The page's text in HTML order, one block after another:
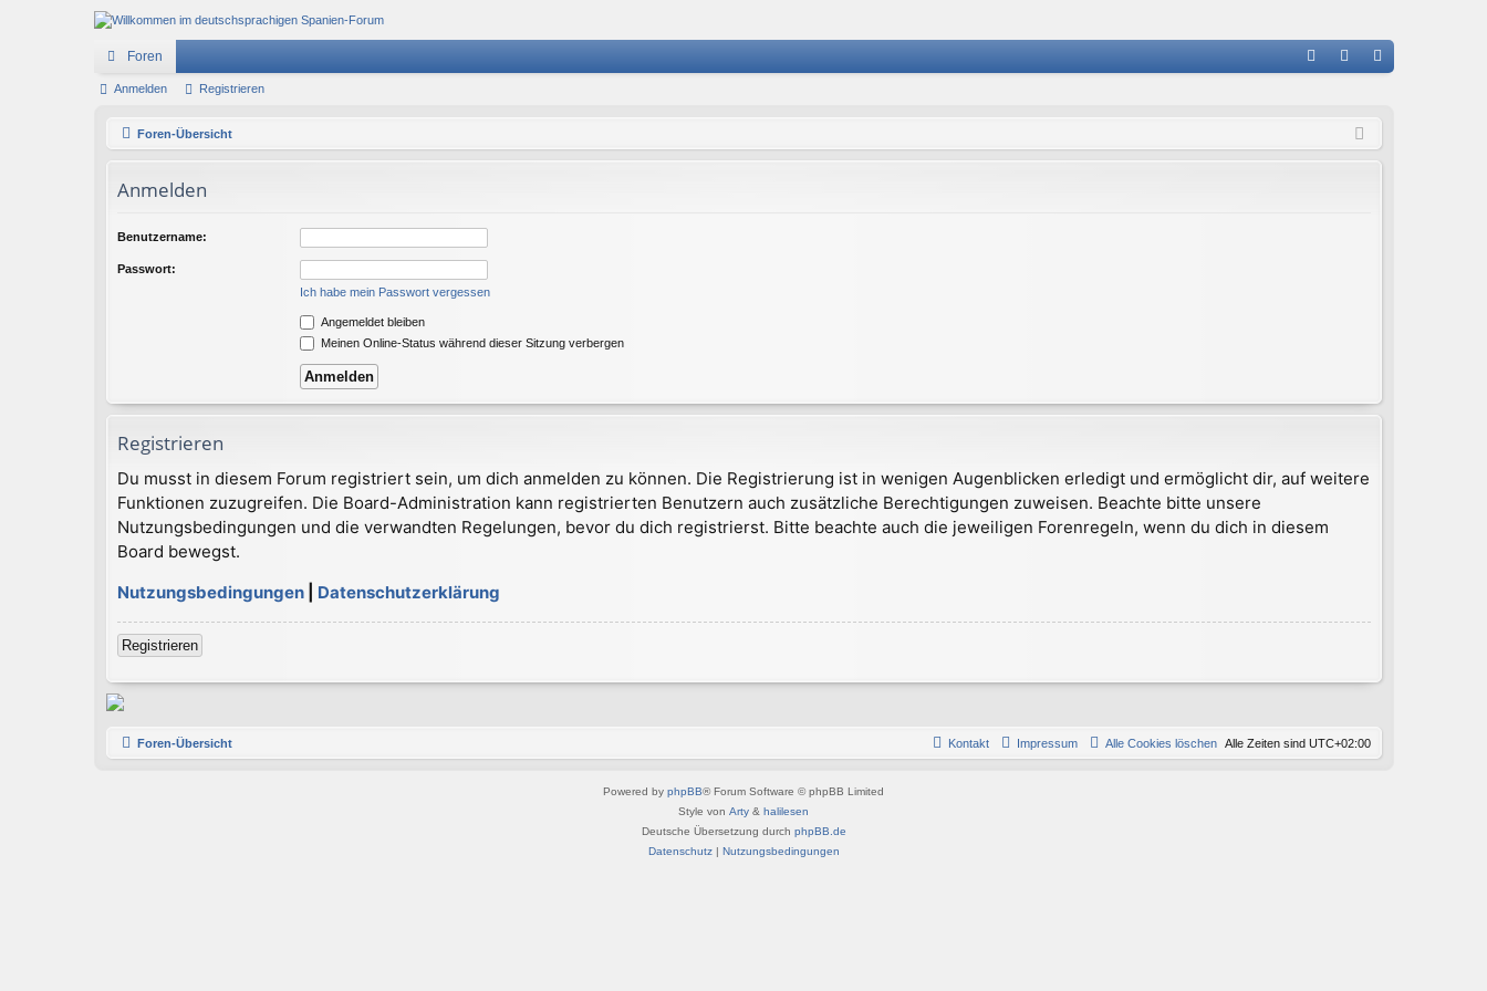
Foren
ist
Anmelden Registrieren
Foren-Übersicht
Anmelden
Benutzername:
Passwort:
Ich habe mein Passwort vergessen
Angemeldet bleiben
Meinen Online-Status während dieser Sitzung verbergen
Registrieren
Du musst in diesem Forum registriert sein, um dich anmelden zu können. Die Registrierung ist in wenigen Augenblicken erledigt und ermöglicht dir, auf weitere
Funktionen zuzugreifen. Die Board-Administration kann registrierten Benutzern auch zusätzliche Berechtigungen zuweisen. Beachte bitte unsere
Nutzungsbedingungen und die verwandten Regelungen, bevor du dich registrierst. Bitte beachte auch die jeweiligen Forenregeln, wenn du dich in diesem
Board bewegst.
Nutzungsbedingungen| Datenschutzerklärung
Registrieren
Foren-Übersicht Alle Zeiten sind UTC+02:00
Alle Cookies löschen
Impressum
Kontakt
Powered by phpBB® Forum Software © phpBB Limited
Style von Arty & halilesen
Deutsche Übersetzung durch phpBB.de
Datenschutz| Nutzungsbedingungen